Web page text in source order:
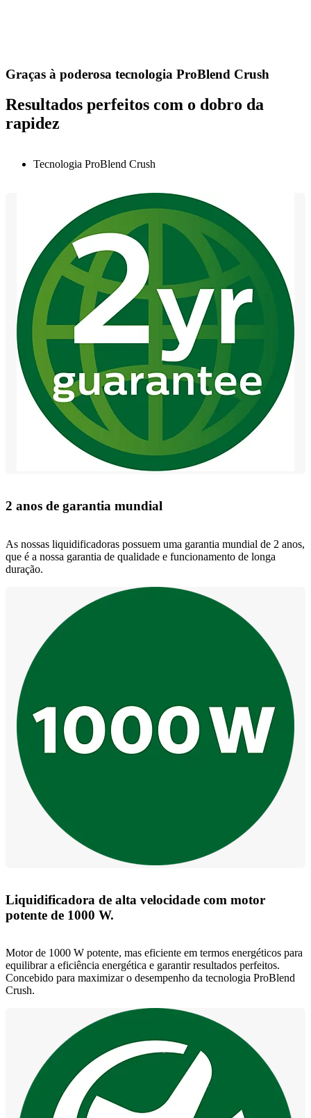
Graças à poderosa tecnologia ProBlend Crush
Resultados perfeitos com o dobro da
rapidez
Tecnologia ProBlend Crush
2 anos de garantia mundial
As nossas liquidificadoras possuem uma garantia mundial de 2 anos,
que é a nossa garantia de qualidade e funcionamento de longa
duração.
Liquidificadora de alta velocidade com motor
potente de 1000 W.
Motor de 1000 W potente, mas eficiente em termos energéticos para
equilibrar a eficiência energética e garantir resultados perfeitos.
Concebido para maximizar o desempenho da tecnologia ProBlend
Crush.